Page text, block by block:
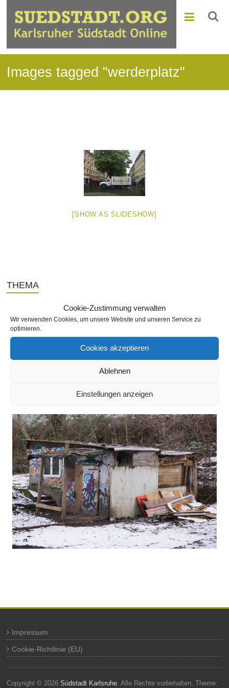
Cookie-Zustimmung verwalten
Wir verwenden Cookies, um unsere Website und unseren Service zu
optimieren.
Cookies akzeptieren
Ablehnen
Einstellungen anzeigen
Images tagged "werderplatz"
[SHOW AS SLIDESHOW]
THEMA
SEITEN
Impressum
Cookie-Richtlinie (EU)
Copyright © 2026Südstadt Karlsruhe . Alle Rechte vorbehalten. Theme: